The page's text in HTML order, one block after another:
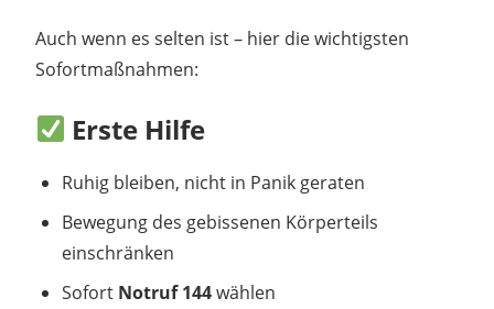
Auch wenn es selten ist – hier die wichtigsten
Sofortmaßnahmen:
Erste Hilfe
Ruhig bleiben, nicht in Panik geraten
Bewegung des gebissenen Körperteils
einschränken
Sofort Notruf 144wählen